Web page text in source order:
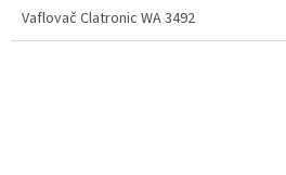
Vaflovač Clatronic WA 3492